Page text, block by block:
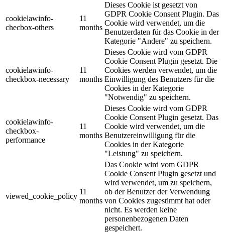
cookielawinfo-
checbox-others
11
months
Dieses Cookie ist gesetzt von
GDPR Cookie Consent Plugin. Das
Cookie wird verwendet, um die
Benutzerdaten für das Cookie in der
Kategorie "Andere" zu speichern.
cookielawinfo-
checkbox-necessary
11
months
Dieses Cookie wird vom GDPR
Cookie Consent Plugin gesetzt. Die
Cookies werden verwendet, um die
Einwilligung des Benutzers für die
Cookies in der Kategorie
"Notwendig" zu speichern.
cookielawinfo-
checkbox-
performance
11
months
Dieses Cookie wird vom GDPR
Cookie Consent Plugin gesetzt. Das
Cookie wird verwendet, um die
Benutzereinwilligung für die
Cookies in der Kategorie
"Leistung" zu speichern.
viewed_cookie_policy
11
months
Das Cookie wird vom GDPR
Cookie Consent Plugin gesetzt und
wird verwendet, um zu speichern,
ob der Benutzer der Verwendung
von Cookies zugestimmt hat oder
nicht. Es werden keine
personenbezogenen Daten
gespeichert.